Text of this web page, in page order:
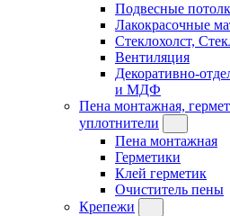
Подвесные
Лакокрасочные
Стеклохолст,
Вентиляция
Декоративно-
и МДФ
Пена монтажная,
уплотнители
Пена монтажная
Герметики
Клей герметик
Очиститель пены
Крепежи